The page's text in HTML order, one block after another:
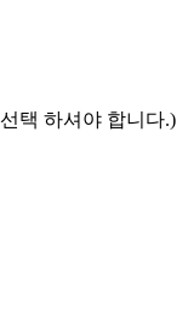
택 하셔야 합니다.)